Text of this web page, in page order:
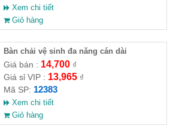
Xem chi tiết
Giỏ hàng
Bàn chải vệ sinh đa năng cán dài
Giá bán : 14,700₫
Giá sỉ VIP : 13,965₫
Mã SP: 12383
Xem chi tiết
Giỏ hàng